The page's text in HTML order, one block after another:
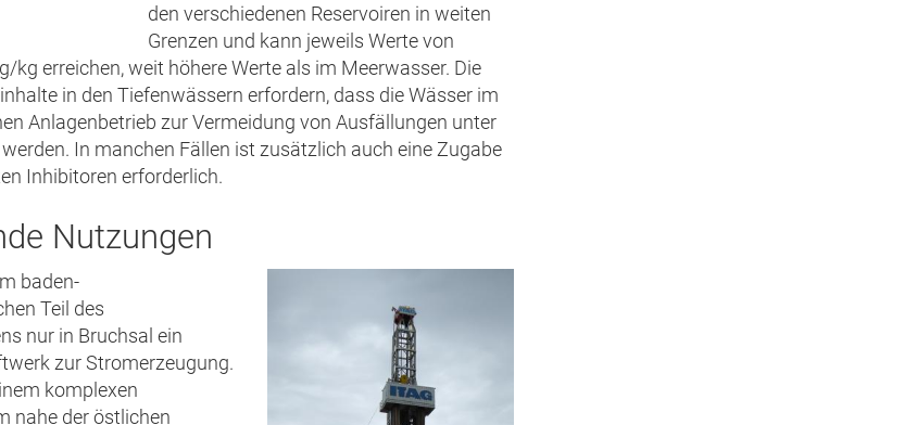
den verschiedenen Reservoiren in weiten
Grenzen und kann jeweils Werte von
kg erreichen, weit höhere Werte als im Meerwasser. Die
in den Tiefenwässern erfordern, dass die Wässer im
Anlagenbetrieb zur Vermeidung von Ausfällungen unter
In manchen Fällen ist zusätzlich auch eine Zugabe
Inhibitoren erforderlich.
Nutzungen
baden-
Teil des
nur in Bruchsal ein
zur Stromerzeugung.
komplexen
nahe der östlichen